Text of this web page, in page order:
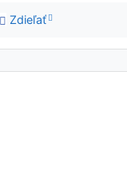
Zdieľať